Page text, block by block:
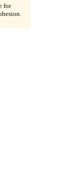
for